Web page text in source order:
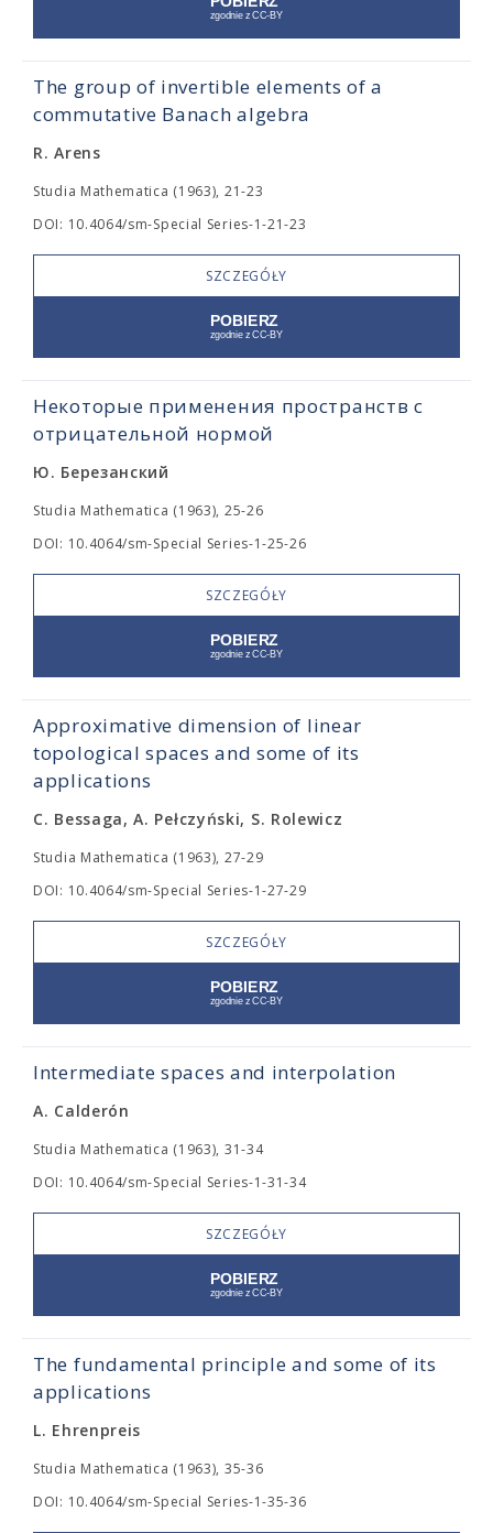
The group of invertible elements of a
commutative Banach algebra
R. Arens
Studia Mathematica (1963), 21-23
DOI: 10.4064/sm-Special Series-1-21-23
SZCZEGÓŁY
Некоторые применения пространств с
отрицательной нормой
Ю. Березанский
Studia Mathematica (1963), 25-26
DOI: 10.4064/sm-Special Series-1-25-26
SZCZEGÓŁY
Approximative dimension of linear
topological spaces and some of its
applications
C. Bessaga, A. Pełczyński, S. Rolewicz
Studia Mathematica (1963), 27-29
DOI: 10.4064/sm-Special Series-1-27-29
SZCZEGÓŁY
Intermediate spaces and interpolation
A. Calderón
Studia Mathematica (1963), 31-34
DOI: 10.4064/sm-Special Series-1-31-34
SZCZEGÓŁY
The fundamental principle and some of its
applications
L. Ehrenpreis
Studia Mathematica (1963), 35-36
DOI: 10.4064/sm-Special Series-1-35-36